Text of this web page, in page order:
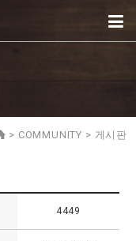
> COMMUNITY > 게시판
4449